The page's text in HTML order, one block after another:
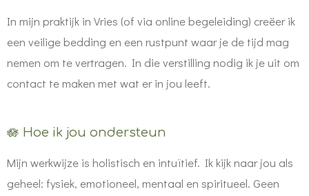
In mijn praktijk in Vries (of via online begeleiding) creëer ik
een veilige bedding en een rustpunt waar je de tijd mag
nemen om te vertragen. In die verstilling nodig ik je uit om
contact te maken met wat er in jou leeft.
🪷 Hoe ik jou ondersteun
Mijn werkwijze is holistisch en intuïtief. Ik kijk naar jou als
geheel: fysiek, emotioneel, mentaal en spiritueel. Geen